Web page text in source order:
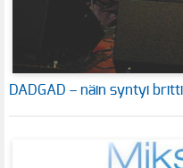
DADGAD – näin syntyi